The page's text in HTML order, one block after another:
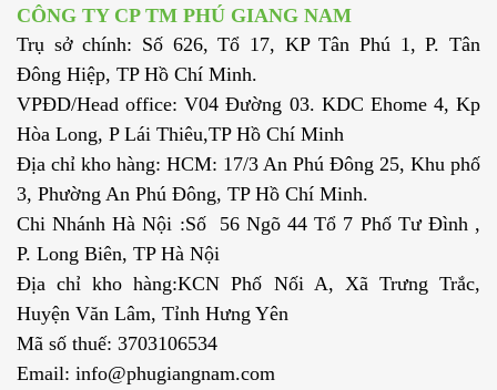
CÔNG TY CP TM PHÚ GIANG NAM
Trụ sở chính: Số 626, Tổ 17, KP Tân Phú 1, P. Tân
Đông Hiệp, TP Hồ Chí Minh.
VPĐD/Head office: V04 Đường 03. KDC Ehome 4, Kp
Hòa Long, P Lái Thiêu,TP Hồ Chí Minh
Địa chỉ kho hàng: HCM: 17/3 An Phú Đông 25, Khu phố
3, Phường An Phú Đông, TP Hồ Chí Minh.
Chi Nhánh Hà Nội :Số 56 Ngõ 44 Tổ 7 Phố Tư Đình ,
P. Long Biên, TP Hà Nội
Địa chỉ kho hàng:KCN Phố Nối A, Xã Trưng Trắc,
Huyện Văn Lâm, Tỉnh Hưng Yên
Mã số thuế: 3703106534
Email: info@phugiangnam.com